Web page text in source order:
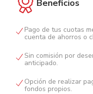
Beneficios
Pago de tus cuotas
cuenta de ahorros o
Sin comisión por
anticipado.
Opción de realizar
fondos propios.